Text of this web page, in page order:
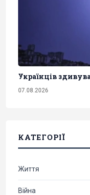
Українців
07.08.2026
КАТЕГОРІЇ
Життя
Війна